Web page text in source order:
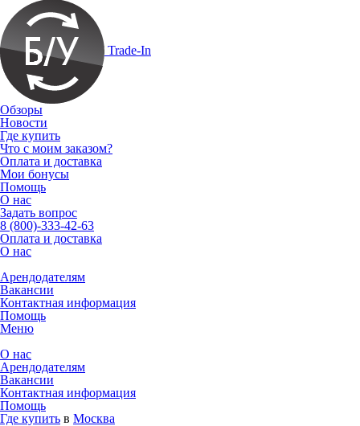
Trade-In
Обзоры
Новости
Где купить
Что с моим заказом?
Оплата и доставка
Мои бонусы
Помощь
О нас
Задать вопрос
8 (800)-333-42-63
Оплата и доставка
О нас
Арендодателям
Вакансии
Контактная информация
Помощь
Меню
О нас
Арендодателям
Вакансии
Контактная информация
Помощь
Где купить в Москва